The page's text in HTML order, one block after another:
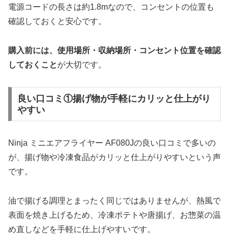
電源コードの長さは約1.8mなので、コンセントの位置も
確認しておくと安心です。
購入前には、使用場所・収納場所・コンセント位置を確認
しておくことが大切です。
良い口コミ①揚げ物が手軽にカリッと仕上がり
やすい
Ninja ミニエアフライヤー AF080Jの良い口コミで多いの
が、揚げ物や冷凍食品がカリッと仕上がりやすいという声
です。
油で揚げる調理とまったく同じではありませんが、熱風で
表面を焼き上げるため、冷凍ポテトや唐揚げ、お惣菜の温
め直しなどを手軽に仕上げやすいです。